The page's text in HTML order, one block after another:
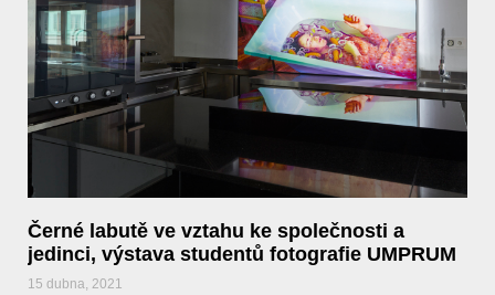
Černé labutě ve vztahu ke společnosti a
jedinci, výstava studentů fotografie UMPRUM
15 dubna, 2021